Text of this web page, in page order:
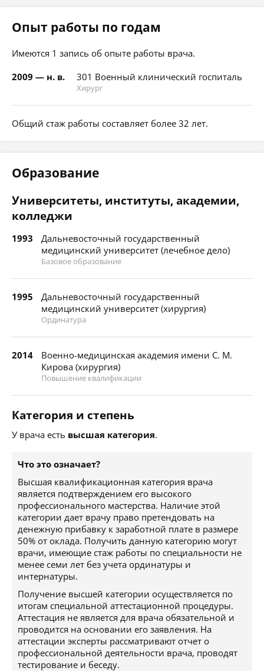
Опыт работы по годам
Имеются 1 запись об опыте работы врача.
2009 — н. в.
301 Военный клинический госпиталь
Хирург
Общий стаж работы составляет более 32 лет.
Образование
Университеты, институты, академии,
колледжи
1993
Дальневосточный государственный
медицинский университет (лечебное дело)
Базовое образование
1995
Дальневосточный государственный
медицинский университет (хирургия)
Ординатура
2014
Военно-медицинская академия имени С. М.
Кирова (хирургия)
Повышение квалификации
Категория и степень
У врача есть высшая категория.
Что это означает?
Высшая квалификационная категория врача
является подтверждением его высокого
профессионального мастерства. Наличие этой
категории дает врачу право претендовать на
денежную прибавку к заработной плате в размере
50% от оклада. Получить данную категорию могут
врачи, имеющие стаж работы по специальности не
менее семи лет без учета ординатуры и
интернатуры.
Получение высшей категории осуществляется по
итогам специальной аттестационной процедуры.
Аттестация не является для врача обязательной и
проводится на основании его заявления. На
аттестации эксперты рассматривают отчет о
профессиональной деятельности врача, проводят
тестирование и беседу.